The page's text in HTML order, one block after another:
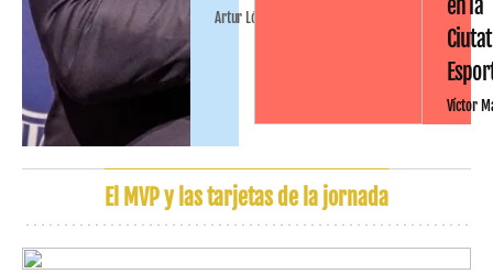
Artur López
en la
Ciutat
Víctor
El MVP y las tarjetas de la jornada